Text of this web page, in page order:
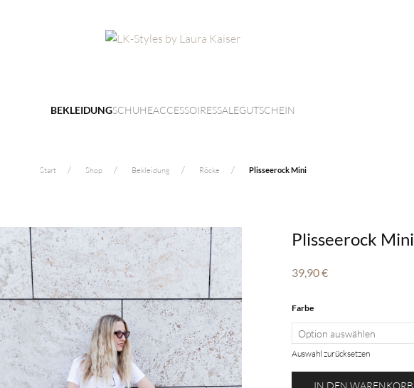
BEKLEIDUNGSCHUHEACCESSOIRESSALEGUTSCHEIN
Start Shop Bekleidung Röcke Plisseerock Mini
Plisseerock Mini
39,90€
Farbe
Auswahl zurücksetzen
Plisseerock
IN DEN WARENKORB